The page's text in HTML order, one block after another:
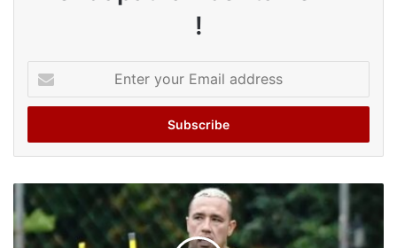
!
your
Email